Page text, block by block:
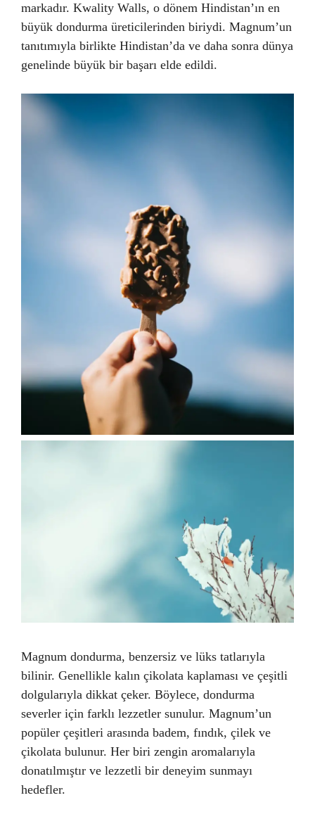
markadır. Kwality Walls, o dönem Hindistan’ın en
büyük dondurma üreticilerinden biriydi. Magnum’un
tanıtımıyla birlikte Hindistan’da ve daha sonra dünya
genelinde büyük bir başarı elde edildi.
Magnum dondurma, benzersiz ve lüks tatlarıyla
bilinir. Genellikle kalın çikolata kaplaması ve çeşitli
dolgularıyla dikkat çeker. Böylece, dondurma
severler için farklı lezzetler sunulur. Magnum’un
popüler çeşitleri arasında badem, fındık, çilek ve
çikolata bulunur. Her biri zengin aromalarıyla
donatılmıştır ve lezzetli bir deneyim sunmayı
hedefler.